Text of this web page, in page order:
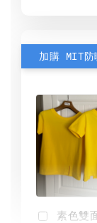
素色雙